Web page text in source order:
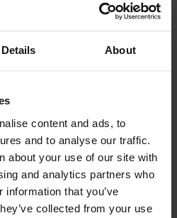
Details About
content and ads, to
and to analyse our traffic.
about your use of our site with
and analytics partners who
that you’ve
collected from your use
Atomax
Atomax 200/21
st